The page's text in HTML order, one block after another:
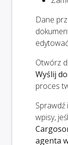
Dane
Otwórz
Wyślij
proces
Sprawdź
wpisy,
agenta